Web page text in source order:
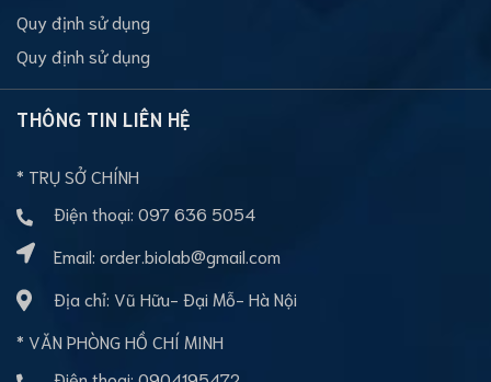
Quy định sử dụng
Quy định sử dụng
THÔNG TIN LIÊN HỆ
* TRỤ SỞ CHÍNH
Điện thoại: 097 636 5054
Email: order.biolab@gmail.com
Địa chỉ: Vũ Hữu- Đại Mỗ- Hà Nội
* VĂN PHÒNG HỒ CHÍ MINH